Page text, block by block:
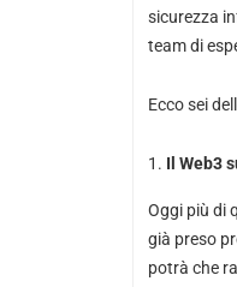
sicurezza
team di
Ecco sei
Il Web3
Oggi più di
già preso
potrà che